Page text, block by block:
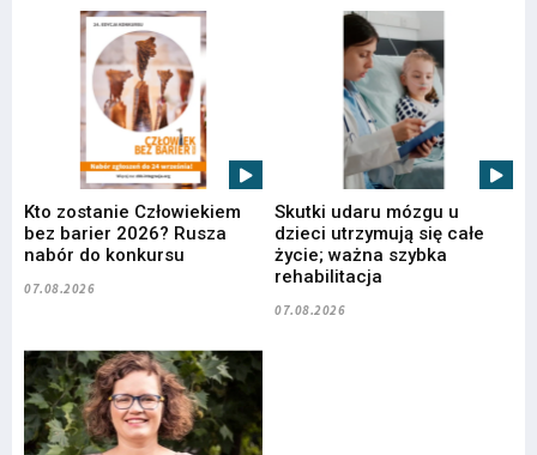
Kto zostanie Człowiekiem
bez barier 2026? Rusza
nabór do konkursu
07.08.2026
Skutki udaru mózgu u
dzieci utrzymują się całe
życie; ważna szybka
rehabilitacja
07.08.2026